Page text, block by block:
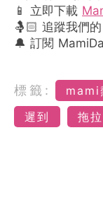
📱 立即下載
🤱🏻 追蹤我們的
🔔 訂閱
標籤: mami
遲到
拖拉